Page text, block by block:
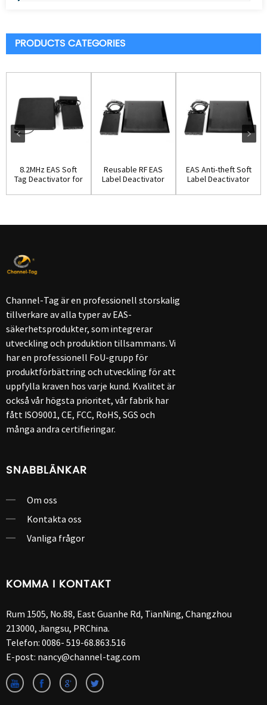
PRODUCTS CATEGORIES
8.2MHz EAS Soft
Tag Deactivator for
Reusable RF EAS
Label Deactivator
EAS Anti-theft Soft
Label Deactivator
Channel-Tag är en professionell storskalig
tillverkare av alla typer av EAS-
säkerhetsprodukter, som integrerar
utveckling och produktion tillsammans. Vi
har en professionell FoU-grupp för
produktförbättring och utveckling för att
uppfylla kraven hos varje kund. Kvalitet är
också vår högsta prioritet, vår fabrik har
fått ISO9001, CE, FCC, RoHS, SGS och
många andra certifieringar.
SNABBLÄNKAR
Om oss
Kontakta oss
Vanliga frågor
KOMMA I KONTAKT
Rum 1505, No.88, East Guanhe Rd, TianNing, Changzhou
213000, Jiangsu, PRChina.
Telefon: 0086- 519-68.863.516
E-post: nancy@channel-tag.com